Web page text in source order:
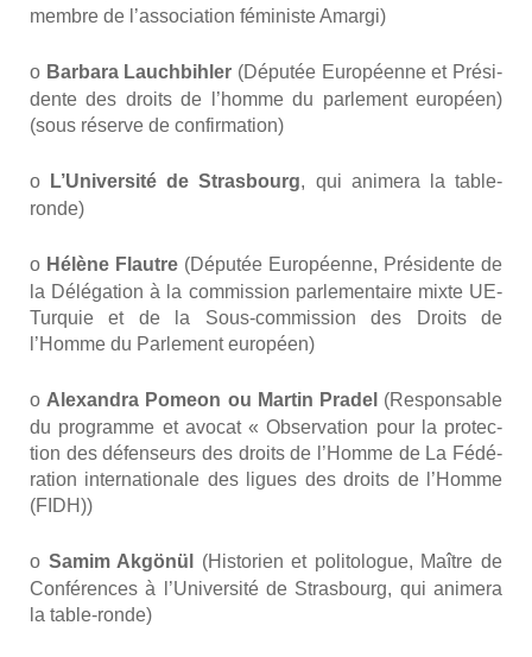
membre de l’association fémi­niste Amar­gi)
o Bar­ba­ra Lauch­bih­ler (Dépu­tée Euro­péenne et Pré­si­
dente des droits de l’homme du par­le­ment euro­péen)
(sous réserve de confir­ma­tion)
o L’U­ni­ver­si­té de Stras­bourg, qui ani­me­ra la table-
ronde)
o Hélène Flautre (Dépu­tée Euro­péenne, Pré­si­dente de
la Délé­ga­tion à la com­mis­sion par­le­men­taire mixte UE-
Tur­quie et de la Sous-com­mis­sion des Droits de
l’Homme du Par­le­ment euro­péen)
o Alexan­dra Pomeon ou Mar­tin Pra­del (Res­pon­sable
du pro­gramme et avo­cat « Obser­va­tion pour la pro­tec­
tion des défen­seurs des droits de l’Homme de La Fédé­
ra­tion inter­na­tio­nale des ligues des droits de l’Homme
(FIDH))
o Samim Akgönül (His­to­rien et poli­to­logue, Maître de
Confé­rences à l’U­ni­ver­si­té de Stras­bourg, qui ani­me­ra
la table-ronde)